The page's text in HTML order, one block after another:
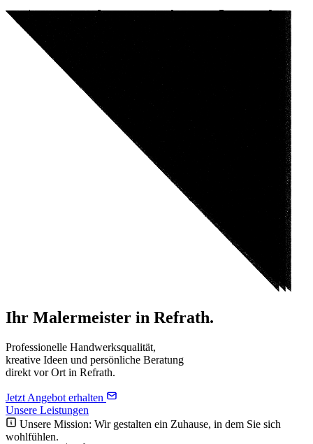
Ihr Malermeister in Refrath.
Professionelle Handwerksqualität,
kreative Ideen und persönliche Beratung
direkt vor Ort in Refrath.
Jetzt Angebot erhalten
Unsere Leistungen
Unsere Mission: Wir gestalten ein Zuhause, in dem Sie sich
wohlfühlen.